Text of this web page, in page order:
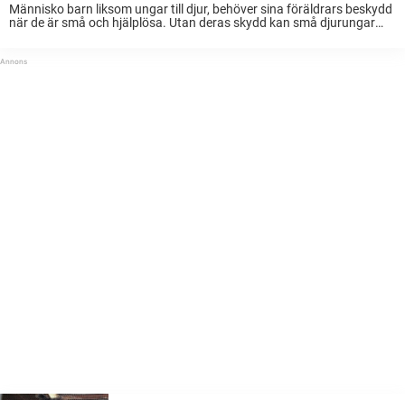
Människo barn liksom ungar till djur, behöver sina föräldrars beskydd
när de är små och hjälplösa. Utan deras skydd kan små djurungar